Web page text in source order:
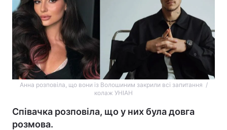
Анна розповіла, що вони із Волошиним закрили всі запитання /
колаж УНІАН
Співачка розповіла, що у них була довга
розмова.